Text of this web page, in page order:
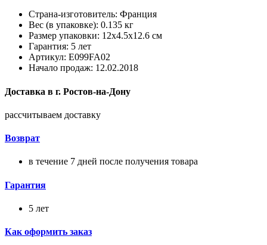
Страна-изготовитель: Франция
Вес (в упаковке): 0.135 кг
Размер упаковки: 12x4.5x12.6 см
Гарантия: 5 лет
Артикул: E099FA02
Начало продаж: 12.02.2018
Доставка в г. Ростов-на-Дону
рассчитываем доставку
Возврат
в течение 7 дней после получения товара
Гарантия
5 лет
Как оформить заказ